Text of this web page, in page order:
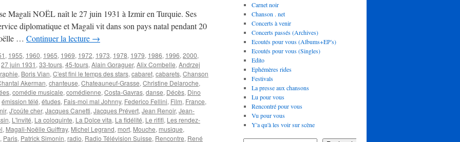
Magali NOËL naît le 27 juin 1931 à Izmir en Turquie. Ses
diplomatique et Magali vit dans son pays natal pendant 20
… Continuer la lecture →
, 1955, 1960, 1965, 1969, 1972, 1973, 1978, 1979, 1986, 1996, 2000,
27 juin 1931 , 33-tours, 45-tours, Alain Goraguer, Alix Combelle, Andrzej
, Boris Vian, C'est fini le temps des stars, cabaret, cabarets, Chanson
Akerman, chanteuse, Chateauneuf-Grasse, Christine Delaroche,
, comédie musicale, comédienne, Costa-Gavras, danse, Décès, Dino
émission télé, études, Fais-moi mal Johnny, Federico Fellini, Film, France,
, J'coûte cher, Jacques Canetti, Jacques Prévert, Jean Renoir, Jean-
, L'invité, La coloquinte, La Dolce vita, La fidélité, Le rififi, Les rendez-
, Magali-Noëlle Guiffray, Michel Legrand, mort, Mouche, musique,
, Paris, Patrick Simonin, radio, Radio Télévision Suisse, Rencontre, René
Carnet noir
Chanson . net
Concerts à venir
Concerts passés (Archives)
Ecoutés pour vous (Albums+EP's)
Ecoutés pour vous (Singles)
Edito
Ephémères rides
Festivals
La presse aux chansons
Lu pour vous
Rencontré pour vous
Vu pour vous
Y'a qu'à les voir sur scène